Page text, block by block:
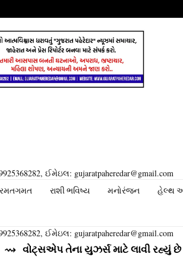
ઈમેઇલ: gujaratpaheredar@gmail.com
રમતગમત રાશી ભવિષ્ય મનોરંજન હેલ્થ
ઈમેઇલ: gujaratpaheredar@gmail.com
તેના યુઝર્સ માટે લાવી રહ્યું છે વધુ એક